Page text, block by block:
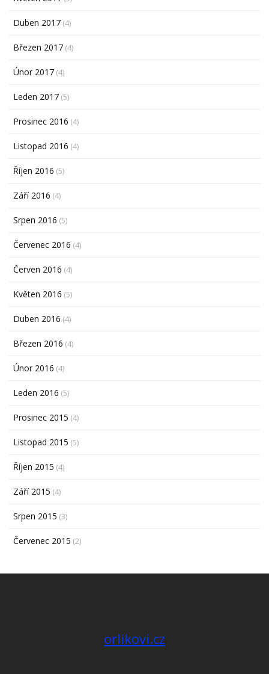
Duben 2017 (4)
Březen 2017 (4)
Únor 2017 (4)
Leden 2017 (5)
Prosinec 2016 (4)
Listopad 2016 (4)
Říjen 2016 (5)
Září 2016 (4)
Srpen 2016 (5)
Červenec 2016 (4)
Červen 2016 (4)
Květen 2016 (5)
Duben 2016 (4)
Březen 2016 (4)
Únor 2016 (4)
Leden 2016 (5)
Prosinec 2015 (4)
Listopad 2015 (5)
Říjen 2015 (4)
Září 2015 (4)
Srpen 2015 (3)
Červenec 2015 (2)
orlikovi.cz